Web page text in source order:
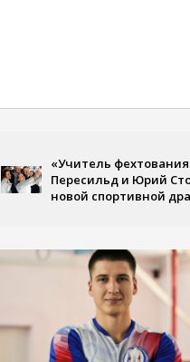
«Учитель фехтования»:
Пересильд и Юрий Стоянов в
новой спортивной драме